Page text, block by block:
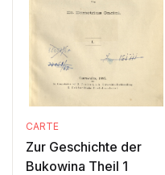
CARTE
Zur Geschichte der
Bukowina Theil 1